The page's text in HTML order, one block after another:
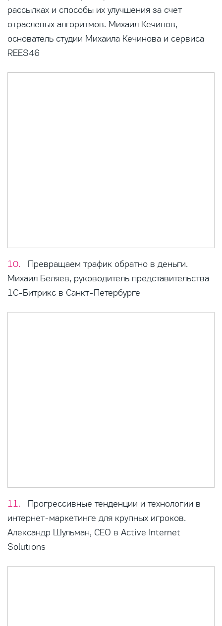
рассылках и способы их улучшения за счет
отраслевых алгоритмов. Михаил Кечинов,
основатель студии Михаила Кечинова и сервиса
REES46
Превращаем трафик обратно в деньги.
Михаил Беляев, руководитель представительства
1С-Битрикс в Санкт-Петербурге
Прогрессивные тенденции и технологии в
интернет-маркетинге для крупных игроков.
Александр Шульман, CEO в Active Internet
Solutions